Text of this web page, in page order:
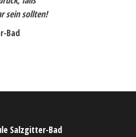
sein sollten!
Bad
Salzgitter-Bad